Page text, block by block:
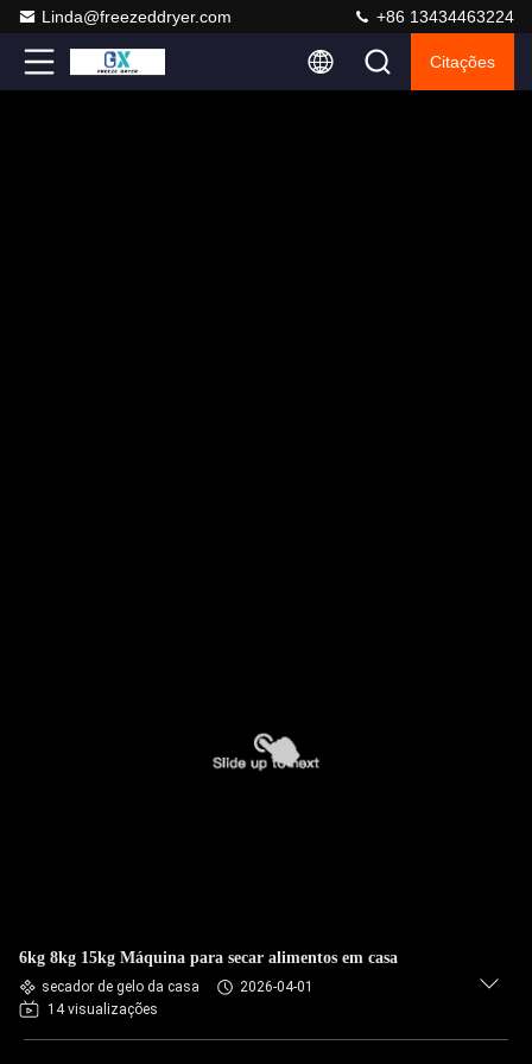
Linda@freezeddryer.com +86 13434463224
Citações
6kg 8kg 15kg Máquina para secar alimentos em casa
secador de gelo da casa
2026-04-01
14 visualizações